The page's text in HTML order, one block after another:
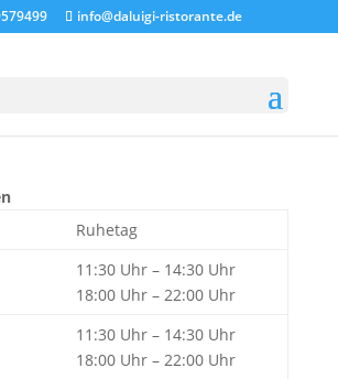
info@daluigi-ristorante.de
Ruhetag
11:30 Uhr – 14:30 Uhr
18:00 Uhr – 22:00 Uhr
11:30 Uhr – 14:30 Uhr
18:00 Uhr – 22:00 Uhr